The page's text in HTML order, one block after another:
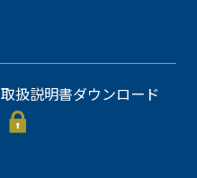
取扱説明書ダウンロード